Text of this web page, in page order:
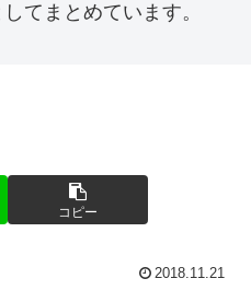
てまとめています。
コピー
2018.11.21